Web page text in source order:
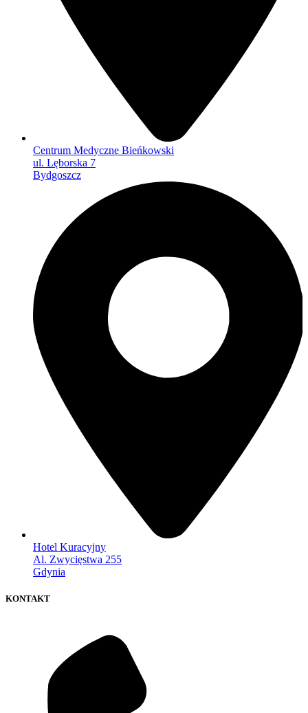
Centrum Medyczne Bieńkowski
ul. Lęborska 7
Bydgoszcz
Hotel Kuracyjny
Al. Zwycięstwa 255
Gdynia
KONTAKT